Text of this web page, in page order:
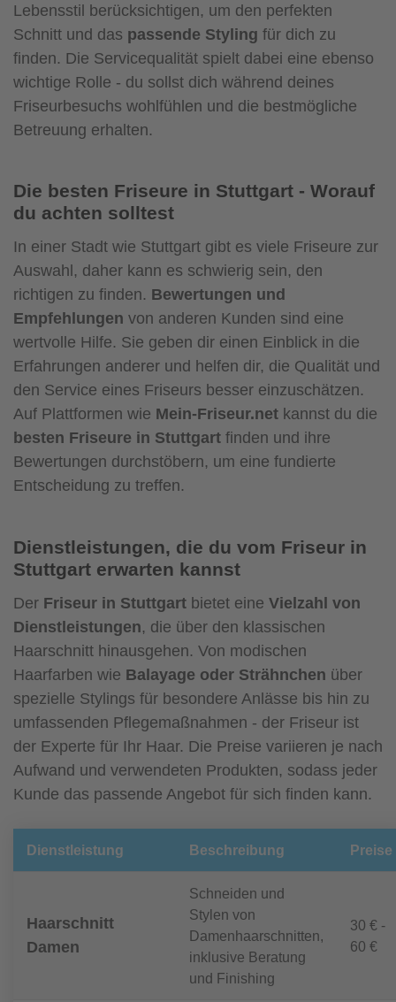
Lebensstil berücksichtigen, um den perfekten
Schnitt und das passende Styling für dich zu
finden. Die Servicequalität spielt dabei eine ebenso
wichtige Rolle - du sollst dich während deines
Friseurbesuchs wohlfühlen und die bestmögliche
Betreuung erhalten.
Die besten Friseure in Stuttgart - Worauf
du achten solltest
In einer Stadt wie Stuttgart gibt es viele Friseure zur
Auswahl, daher kann es schwierig sein, den
richtigen zu finden. Bewertungen und
Empfehlungen von anderen Kunden sind eine
wertvolle Hilfe. Sie geben dir einen Einblick in die
Erfahrungen anderer und helfen dir, die Qualität und
den Service eines Friseurs besser einzuschätzen.
Auf Plattformen wie Mein-Friseur.net kannst du die
besten Friseure in Stuttgart finden und ihre
Bewertungen durchstöbern, um eine fundierte
Entscheidung zu treffen.
Dienstleistungen, die du vom Friseur in
Stuttgart erwarten kannst
Der Friseur in Stuttgart bietet eine Vielzahl von
Dienstleistungen, die über den klassischen
Haarschnitt hinausgehen. Von modischen
Haarfarben wie Balayage oder Strähnchen über
spezielle Stylings für besondere Anlässe bis hin zu
umfassenden Pflegemaßnahmen - der Friseur ist
der Experte für Ihr Haar. Die Preise variieren je nach
Aufwand und verwendeten Produkten, sodass jeder
Kunde das passende Angebot für sich finden kann.
Dienstleistung Beschreibung Preise
Haarschnitt
Damen
Schneiden und
Stylen von
Damenhaarschnitten,
inklusive Beratung
und Finishing
30 € -
60 €